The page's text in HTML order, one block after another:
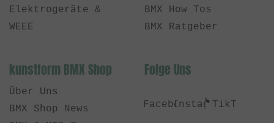
Elektrogeräte &
WEEE
BMX How Tos
BMX Ratgeber
kunstform BMX Shop
Über Uns
BMX Shop News
Folge Uns
FacebookInstagramTikTok